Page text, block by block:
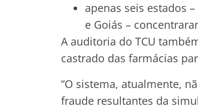
apenas seis estados
e Goiás –
A auditoria do TCU
castrado das farmácias
“O sistema, atualmente,
fraude resultantes da